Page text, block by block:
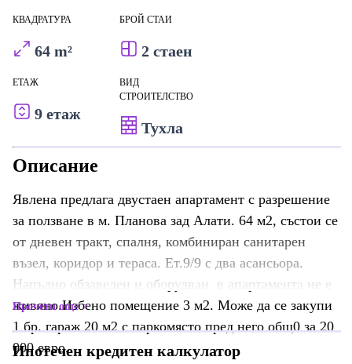
КВАДРАТУРА
64 m²
БРОЙ СТАИ
2 стаен
ЕТАЖ
9 етаж
ВИД
СТРОИТЕЛСТВО
Тухла
Описание
Явлена предлага двустаен апартамент с разрешение
за ползване в м. Планова зад Алати. 64 м2, състои се
от дневен тракт, спалня, комбиниран санитарен
възел, коридор и тераса. Ет.9/9 с два асансьора.
Напълно обзаведен и оборудван, в апартамента не е
живяно.Избено помещение 3 м2. Може да се закупи
1 бр. гараж 20 м2 с паркомясто пред него общ0 за 20
000 евро.
Прочети още
Ипотечен кредитен калкулатор